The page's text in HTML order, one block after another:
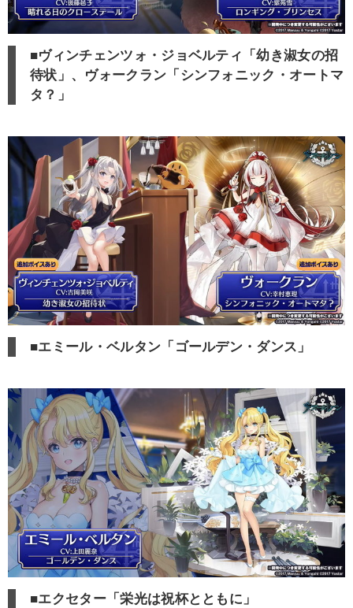
■ヴィンチェンツォ・ジョベルティ「幼き淑女の招
待状」、ヴォークラン「シンフォニック・オートマ
タ？」
■エミール・ベルタン「ゴールデン・ダンス」
■エクセター「栄光は祝杯とともに」